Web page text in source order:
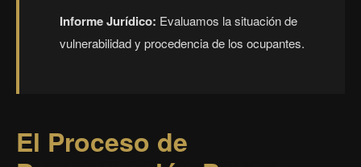
Informe Jurídico: Evaluamos la situación de
vulnerabilidad y procedencia de los ocupantes.
El Proceso de